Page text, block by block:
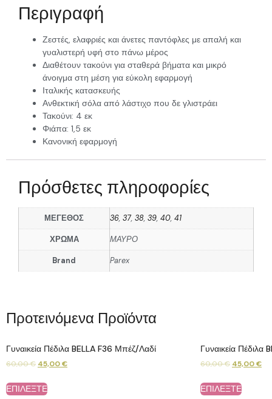
Περιγραφή
Ζεστές, ελαφριές και άνετες παντόφλες με απαλή και
γυαλιστερή υφή στο πάνω μέρος
Διαθέτουν τακούνι για σταθερά βήματα και μικρό
άνοιγμα στη μέση για εύκολη εφαρμογή
Ιταλικής κατασκευής
Ανθεκτική σόλα από λάστιχο που δε γλιστράει
Τακούνι: 4 εκ
Φιάπα: 1,5 εκ
Κανονική εφαρμογή
Πρόσθετες πληροφορίες
ΜΕΓΕΘΟΣ 36, 37, 38, 39, 40, 41
ΧΡΩΜΑ ΜΑΥΡΟ
Brand Parex
Προτεινόμενα Προϊόντα
Γυναικεία Πέδιλα BELLA F36 Μπέζ/Λαδί
60,00€ 45,00€
ΕΠΙΛΕΞΤΕ
Γυναικεία Πέδιλα
60,00€ 45,00€
ΕΠΙΛΕΞΤΕ